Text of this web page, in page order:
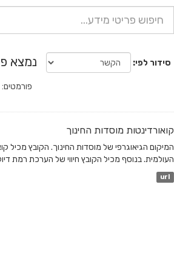
סידור לפי נמצא
פורמטים:
קואורדינטות מוסדות החינוך
המיקום הגיאוגרפי של מוסדות החינוך. הקובץ
העולמית. בנוסף מכיל הקובץ חיווי של הערכת רמת
url